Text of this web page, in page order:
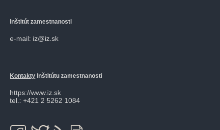
Inštitút zamestnanosti
e-mail: iz@iz.sk
Kontakty Inštitútu zamestnanosti
https://www.iz.sk
tel.: +421 2 5262 1084